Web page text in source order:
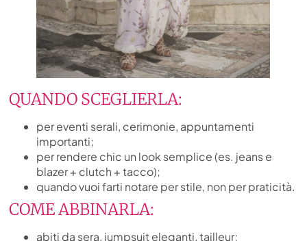
QUANDO SCEGLIERLA:
per eventi serali, cerimonie, appuntamenti
importanti;
per rendere chic un look semplice (es. jeans e
blazer + clutch + tacco);
quando vuoi farti notare per stile, non per praticità.
COME ABBINARLA:
abiti da sera, jumpsuit eleganti, tailleur;